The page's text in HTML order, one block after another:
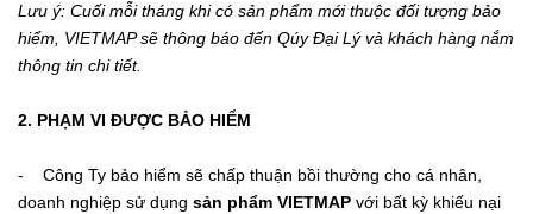
Lưu ý: Cuối mỗi tháng khi có sản phẩm mới thuộc đối tượng bảo
hiểm, VIETMAP sẽ thông báo đến Qúy Đại Lý và khách hàng nắm
thông tin chi tiết.
2. PHẠM VI ĐƯỢC BẢO HIỂM
- Công Ty bảo hiểm sẽ chấp thuận bồi thường cho cá nhân,
doanh nghiệp sử dụng sản phẩm VIETMAP với bất kỳ khiếu nại